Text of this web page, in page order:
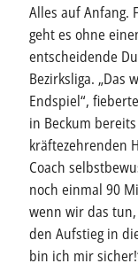
Alles auf Anfang.
geht es ohne
entscheidende
Bezirksliga. „Das
Endspiel“,
in Beckum
kräftezehrenden
Coach
noch einmal 90
wenn wir das
den Aufstieg in
bin ich mir